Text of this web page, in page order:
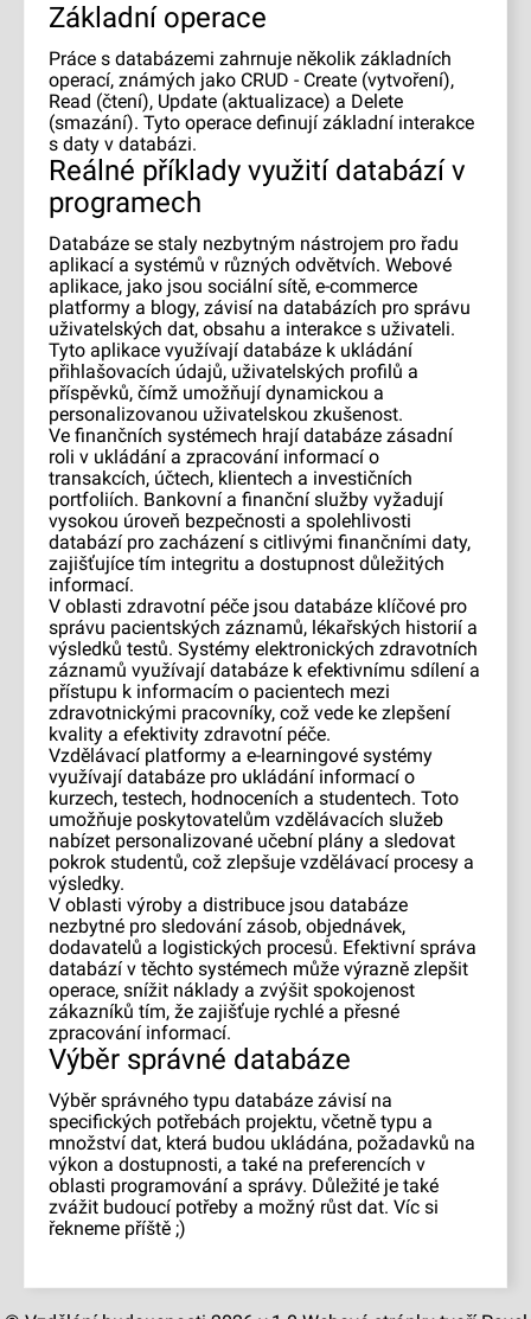
Základní operace
Práce s databázemi zahrnuje několik základních
operací, známých jako CRUD - Create (vytvoření),
Read (čtení), Update (aktualizace) a Delete
(smazání). Tyto operace definují základní interakce
s daty v databázi.
Reálné příklady využití databází v
programech
Databáze se staly nezbytným nástrojem pro řadu
aplikací a systémů v různých odvětvích. Webové
aplikace, jako jsou sociální sítě, e-commerce
platformy a blogy, závisí na databázích pro správu
uživatelských dat, obsahu a interakce s uživateli.
Tyto aplikace využívají databáze k ukládání
přihlašovacích údajů, uživatelských profilů a
příspěvků, čímž umožňují dynamickou a
personalizovanou uživatelskou zkušenost.
Ve finančních systémech hrají databáze zásadní
roli v ukládání a zpracování informací o
transakcích, účtech, klientech a investičních
portfoliích. Bankovní a finanční služby vyžadují
vysokou úroveň bezpečnosti a spolehlivosti
databází pro zacházení s citlivými finančními daty,
zajišťujíce tím integritu a dostupnost důležitých
informací.
V oblasti zdravotní péče jsou databáze klíčové pro
správu pacientských záznamů, lékařských historií a
výsledků testů. Systémy elektronických zdravotních
záznamů využívají databáze k efektivnímu sdílení a
přístupu k informacím o pacientech mezi
zdravotnickými pracovníky, což vede ke zlepšení
kvality a efektivity zdravotní péče.
Vzdělávací platformy a e-learningové systémy
využívají databáze pro ukládání informací o
kurzech, testech, hodnoceních a studentech. Toto
umožňuje poskytovatelům vzdělávacích služeb
nabízet personalizované učební plány a sledovat
pokrok studentů, což zlepšuje vzdělávací procesy a
výsledky.
V oblasti výroby a distribuce jsou databáze
nezbytné pro sledování zásob, objednávek,
dodavatelů a logistických procesů. Efektivní správa
databází v těchto systémech může výrazně zlepšit
operace, snížit náklady a zvýšit spokojenost
zákazníků tím, že zajišťuje rychlé a přesné
zpracování informací.
Výběr správné databáze
Výběr správného typu databáze závisí na
specifických potřebách projektu, včetně typu a
množství dat, která budou ukládána, požadavků na
výkon a dostupnosti, a také na preferencích v
oblasti programování a správy. Důležité je také
zvážit budoucí potřeby a možný růst dat. Víc si
řekneme příště ;)